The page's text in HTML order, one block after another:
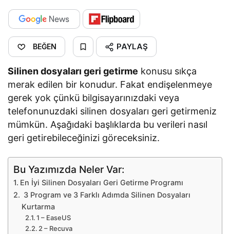
BEĞEN PAYLAŞ
Silinen dosyaları geri getirme konusu sıkça
merak edilen bir konudur. Fakat endişelenmeye
gerek yok çünkü bilgisayarınızdaki veya
telefonunuzdaki silinen dosyaları geri getirmeniz
mümkün. Aşağıdaki başlıklarda bu verileri nasıl
geri getirebileceğinizi göreceksiniz.
Bu Yazımızda Neler Var:
En İyi Silinen Dosyaları Geri Getirme Programı
3 Program ve 3 Farklı Adımda Silinen Dosyaları
Kurtarma
1 – EaseUS
2 – Recuva